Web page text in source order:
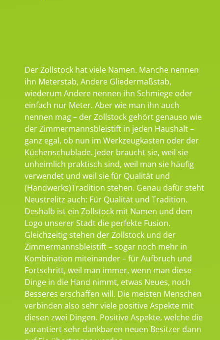
Der Zollstock hat viele Namen. Manche nennen
ihn Meterstab, Andere Gliedermaßstab,
wiederum Andere nennen ihn Schmiege oder
einfach nur Meter. Aber wie man ihn auch
nennen mag – der Zollstock gehört genauso wie
der Zimmermannsbleistift in jeden Haushalt –
ganz egal, ob nun im Werkzeugkasten oder der
Küchenschublade. Jeder braucht sie, weil sie
unheimlich praktisch sind, weil man sie häufig
verwendet und weil sie für Qualität und
(Handwerks)Tradition stehen. Genau dafür steht
Neustrelitz auch: Für Qualität und Tradition.
Deshalb ist ein Zollstock mit Namen und dem
Logo unserer Stadt die perfekte Fusion.
Gleichzeitig stehen der Zollstock und der
Zimmermannsbleistift – sogar noch mehr in
Kombination miteinander – für Aufbruch und
Fortschritt, weil man immer, wenn man diese
Dinge in die Hand nimmt, etwas Neues, noch
Besseres erschaffen will. Die meisten Menschen
verbinden also sehr viele positive Aspekte mit
diesen zwei Dingen. Positive Aspekte, welche die
garantiert sehr dankbaren neuen Besitzer dann